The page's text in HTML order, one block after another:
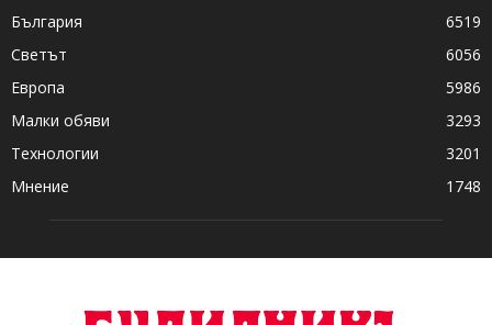
България
6519
Светът
6056
Европа
5986
Малки обяви
3293
Технологии
3201
Мнение
1748